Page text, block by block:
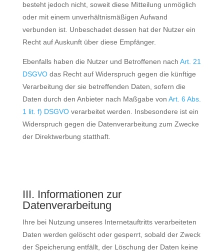
besteht jedoch nicht, soweit diese Mitteilung unmöglich
oder mit einem unverhältnismäßigen Aufwand
verbunden ist. Unbeschadet dessen hat der Nutzer ein
Recht auf Auskunft über diese Empfänger.
Ebenfalls haben die Nutzer und Betroffenen nach Art. 21
DSGVOdas Recht auf Widerspruch gegen die künftige
Verarbeitung der sie betreffenden Daten, sofern die
Daten durch den Anbieter nach Maßgabe von Art. 6 Abs.
1 lit. f) DSGVOverarbeitet werden. Insbesondere ist ein
Widerspruch gegen die Datenverarbeitung zum Zwecke
der Direktwerbung statthaft.
III. Informationen zur
Datenverarbeitung
Ihre bei Nutzung unseres Internetauftritts verarbeiteten
Daten werden gelöscht oder gesperrt, sobald der Zweck
der Speicherung entfällt, der Löschung der Daten keine